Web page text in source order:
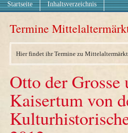
Startseite Inhaltsverzeichnis
Termine
Hier findet ihr Termine zu
Otto der Grosse
Kaisertum von